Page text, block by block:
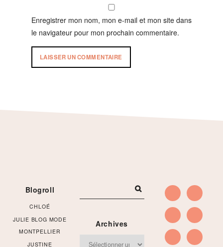
Enregistrer mon nom, mon e-mail et mon site dans
le navigateur pour mon prochain commentaire.
Blogroll
CHLOÉ
JULIE BLOG MODE
MONTPELLIER
JUSTINE
Archives
Archives